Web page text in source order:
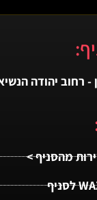
- רחוב יהודה הנשיא
מהסניף >